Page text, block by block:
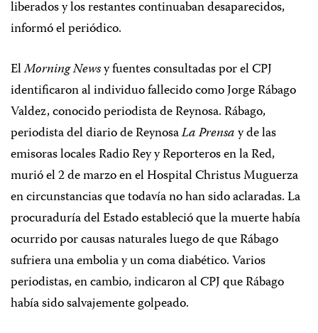
liberados y los restantes continuaban desaparecidos,
informó el periódico.
ElMorning Newsyfuentes consultadas por el CPJ
identificaron al individuo fallecido como Jorge Rábago
Valdez, conocido periodista de Reynosa. Rábago,
periodista del diario de ReynosaLa Prensay de las
emisoras locales Radio Rey y Reporteros en la Red,
murió el 2 de marzo en el Hospital Christus Muguerza
en circunstancias que todavía no han sido aclaradas. La
procuraduría del Estado estableció que la muerte había
ocurrido por causas naturales luego de que Rábago
sufriera una embolia y un coma diabético. Varios
periodistas, en cambio, indicaron al CPJ que Rábago
había sido salvajemente golpeado.